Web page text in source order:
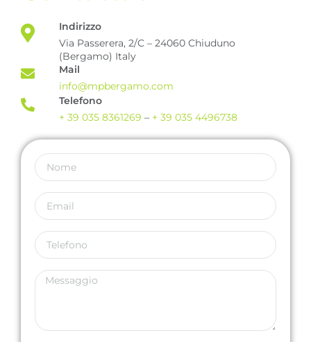
Indirizzo
Via Passerera, 2/C – 24060 Chiuduno
(Bergamo) Italy
Mail
info@mpbergamo.com
Telefono
+ 39 035 8361269 – + 39 035 4496738